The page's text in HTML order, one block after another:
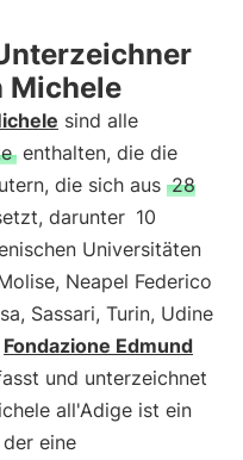
Michele
sind alle
enthalten, die die
die sich aus 28
darunter 10
Universitäten
Neapel Federico
Sassari, Turin, Udine
Fondazione Edmund
und unterzeichnet
all'Adige ist ein
der eine